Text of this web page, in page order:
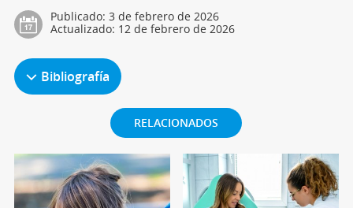
Publicado: 3 de febrero de 2026
Actualizado: 12 de febrero de 2026
Bibliografía
RELACIONADOS